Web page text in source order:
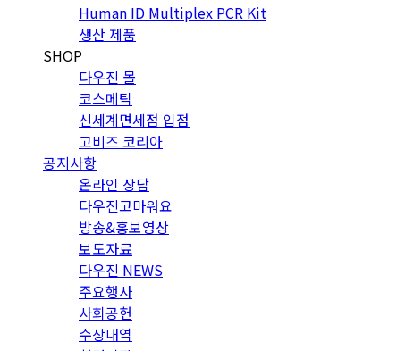
Human ID Multiplex PCR Kit
생산 제품
SHOP
다우진 몰
코스메틱
신세계면세점 입점
고비즈 코리아
공지사항
온라인 상담
다우진고마워요
방송&홍보영상
보도자료
다우진 NEWS
주요행사
사회공헌
수상내역